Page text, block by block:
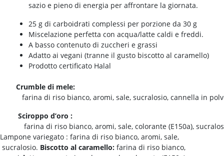
sazio e pieno di energia per affrontare la giornata.
25 g di carboidrati complessi per porzione da 30 g
Miscelazione perfetta con acqua/latte caldi e freddi.
A basso contenuto di zuccheri e grassi
Adatto ai vegani (tranne il gusto biscotto al caramello)
Prodotto certificato Halal
Crumble di mele:
farina di riso bianco, aromi, sale, sucralosio, cannella in
Sciroppo d’oro :
farina di riso bianco, aromi, sale, colorante (E150a),
Lampone variegato : farina di riso bianco, aromi, sale,
sucralosio. Biscotto al caramello: farina di riso bianco,